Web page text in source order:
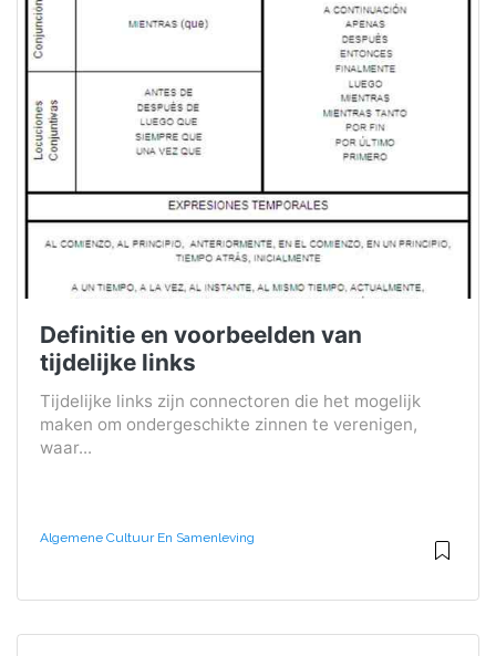
Definitie en voorbeelden van
tijdelijke links
Tijdelijke links zijn connectoren die het mogelijk
maken om ondergeschikte zinnen te verenigen,
waar...
Algemene Cultuur En Samenleving